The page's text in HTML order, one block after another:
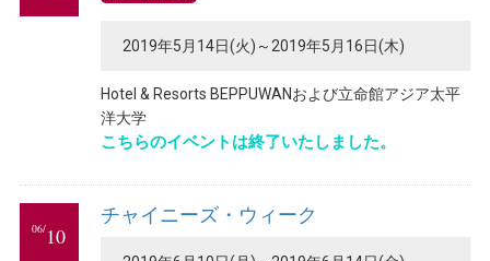
2019年5月14日(火)～2019年5月16日(木)
Hotel & Resorts BEPPUWANおよび立命館アジア太平
洋大学
こちらのイベントは終了いたしました。
06/10
チャイニーズ・ウィーク